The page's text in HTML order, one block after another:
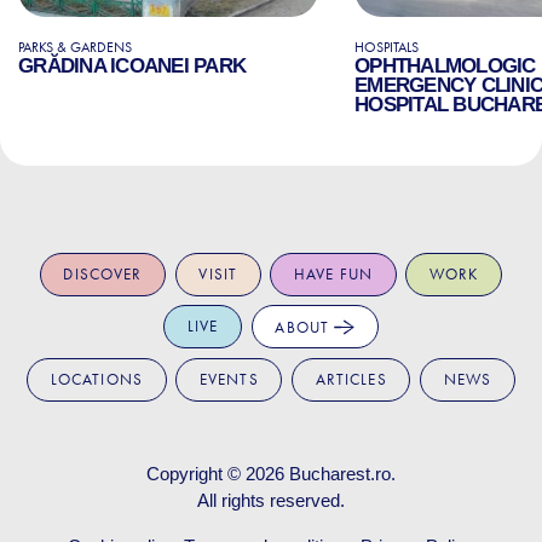
PARKS & GARDENS
GRĂDINA ICOANEI PARK
HOSPITALS
OPHTHALMOLOGIC
EMERGENCY
HOSPITAL
DISCOVER VISIT HAVE FUN WORK
LIVE ABOUT
LOCATIONS EVENTS ARTICLES NEWS
Copyright © 2026 Bucharest.ro.
All rights reserved.